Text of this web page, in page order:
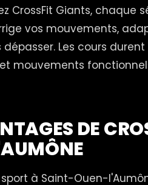
CrossFit Giants,
vos mouvements,
dépasser. Les cours
mouvements
DE
à Saint-Ouen-